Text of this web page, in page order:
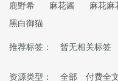
鹿野希
麻花酱 麻花麻
黑白御猫
推荐标签： 暂无相关标签
资源类型： 全部 付费全